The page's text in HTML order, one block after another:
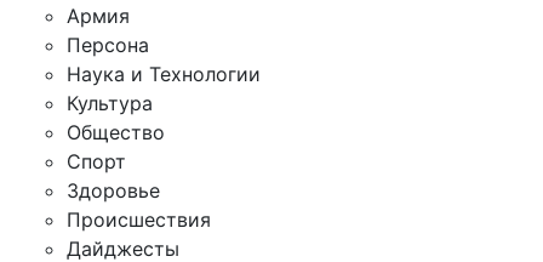
Армия
Персона
Наука и Технологии
Культура
Общество
Спорт
Здоровье
Происшествия
Дайджесты